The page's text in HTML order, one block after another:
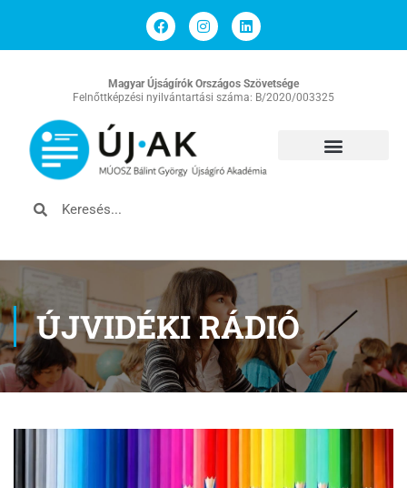
Magyar Újságírók Országos Szövetsége
Felnőttképzési nyilvántartási száma: B/2020/003325
ÚJVIDÉKI RÁDIÓ